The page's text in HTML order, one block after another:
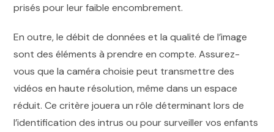
prisés pour leur faible encombrement.
En outre, le débit de données et la qualité de l’image
sont des éléments à prendre en compte. Assurez-
vous que la caméra choisie peut transmettre des
vidéos en haute résolution, même dans un espace
réduit. Ce critère jouera un rôle déterminant lors de
l’identification des intrus ou pour surveiller vos enfants